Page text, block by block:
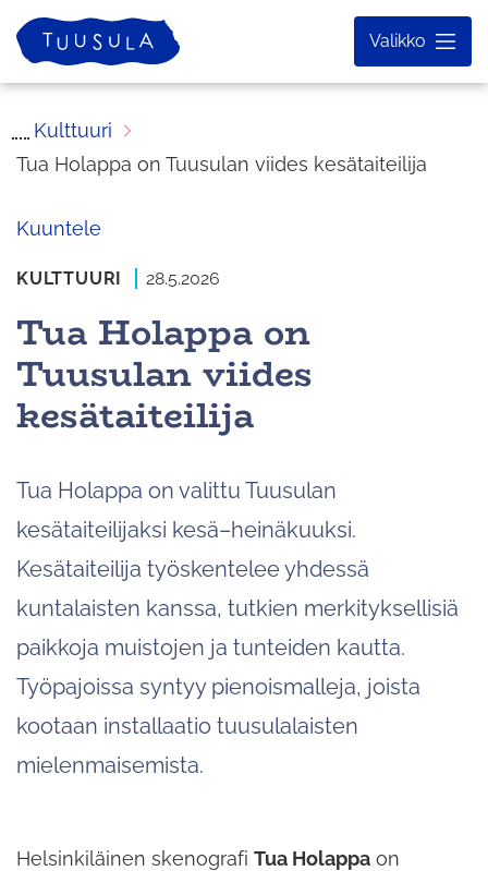
Siirry
sisältöön
Etusivu
Valikko
Kulttuuri
Tua Holappa on Tuusulan viides kesätaiteilija
Kuuntele
KULTTUURI 28.5.2026
Tua Holappa on
Tuusulan viides
kesätaiteilija
Tua Holappa on valittu Tuusulan
kesätaiteilijaksi kesä–heinäkuuksi.
Kesätaiteilija työskentelee yhdessä
kuntalaisten kanssa, tutkien merkityksellisiä
paikkoja muistojen ja tunteiden kautta.
Työpajoissa syntyy pienoismalleja, joista
kootaan installaatio tuusulalaisten
mielenmaisemista.
Helsinkiläinen skenografi Tua Holappa on